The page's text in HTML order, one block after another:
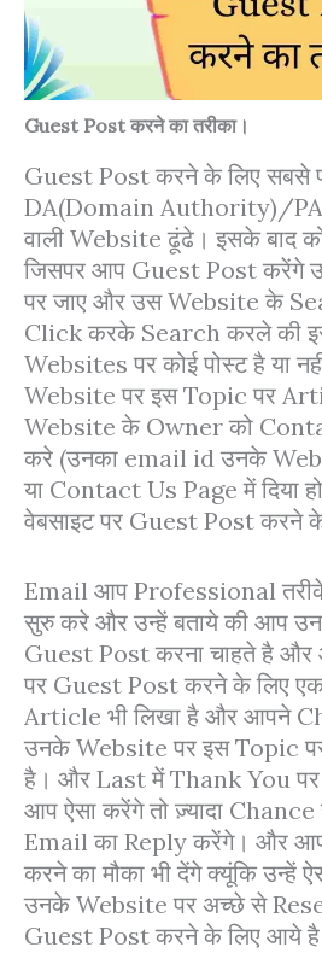
Guest Post करने का तरीका।
Guest Post करने के लिए सबसे
DA(Domain Authority)/
वाली Website ढूंढे। इसके बाद
जिसपर आप Guest Post करेंगे
पर जाए और उस Website के
Click करके Search करले की
Websites पर कोई पोस्ट है या
Website पर इस Topic पर
Website के Owner को
करे (उनका email id उनके
या Contact Us Page में दिया
वेबसाइट पर Guest Post करने
Email आप Professional
सुरु करे और उन्हें बताये की आप
Guest Post करना चाहते है
पर Guest Post करने के लिए
Article भी लिखा है और आपने
उनके Website पर इस Topic
है। और Last में Thank You पर
आप ऐसा करेंगे तो ज़्यादा
Email का Reply करेंगे। और
करने का मौका भी देंगे क्यूंकि उन्हें
उनके Website पर अच्छे से
Guest Post करने के लिए आये